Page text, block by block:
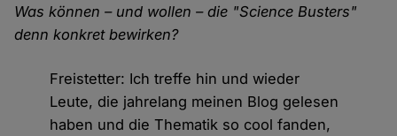
Was können – und wollen – die "Science Busters"
denn konkret bewirken?
Freistetter: Ich treffe hin und wieder
Leute, die jahrelang meinen Blog gelesen
haben und die Thematik so cool fanden,